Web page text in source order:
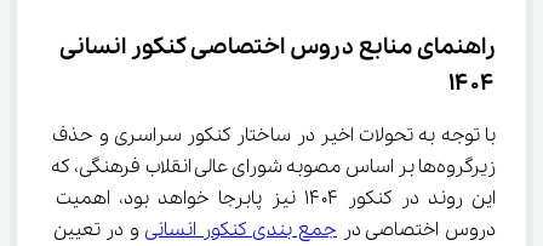
راهنمای منابع دروس اختصاصی کنکور انسانی
۱۴۰۴
با توجه به تحولات اخیر در ساختار کنکور سراسری و حذف
زیرگروه‌ها بر اساس مصوبه شورای عالی انقلاب فرهنگی، که
این روند در کنکور ۱۴۰۴ نیز پابرجا خواهد بود، اهمیت
دروس اختصاصی در جمع بندی کنکور انسانی و در تعیین